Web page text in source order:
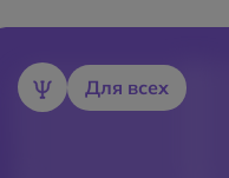
Для всех